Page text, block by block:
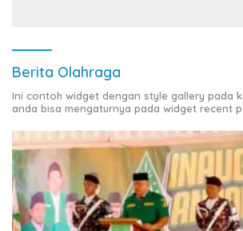
Berita Olahraga
Ini contoh widget dengan style gallery pada
anda bisa mengaturnya pada widget recent